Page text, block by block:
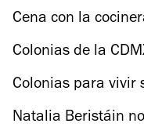
Cena con la
Benedicta Alejo
Colonias de la
extranjeros
Colonias para vivir
Natalia Beristáin